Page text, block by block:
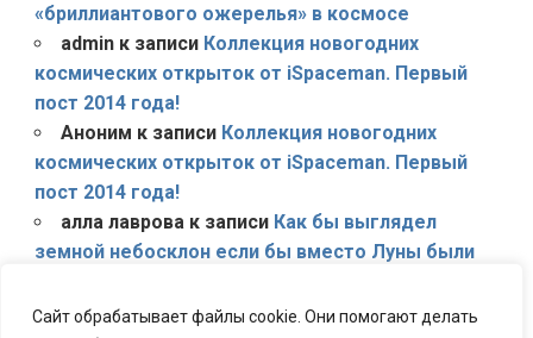
Сайт обрабатывает файлы cookie. Они помогают делать
«бриллиантового ожерелья» в космосе
adminк записи Коллекция новогодних
космических открыток от iSpaceman. Первый
пост 2014 года!
Аноним к записи Коллекция новогодних
космических открыток от iSpaceman. Первый
пост 2014 года!
алла лавровак записи Как бы выглядел
земной небосклон если бы вместо Луны были
adminк записиПервое в мире успешное